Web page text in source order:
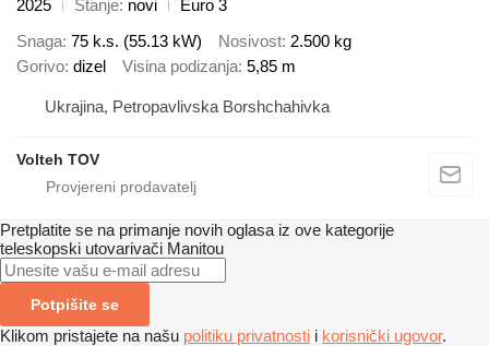
2025
Stanje novi
Euro 3
Snaga 75 k.s. (55.13 kW) Nosivost 2.500 kg
Gorivo dizel Visina podizanja 5,85 m
Ukrajina, Petropavlivska Borshchahivka
Volteh TOV
Pretplatite se na primanje novih oglasa iz ove kategorije
teleskopski utovarivači Manitou
Potpišite se
Klikom pristajete na našu politiku privatnosti i korisnički ugovor.